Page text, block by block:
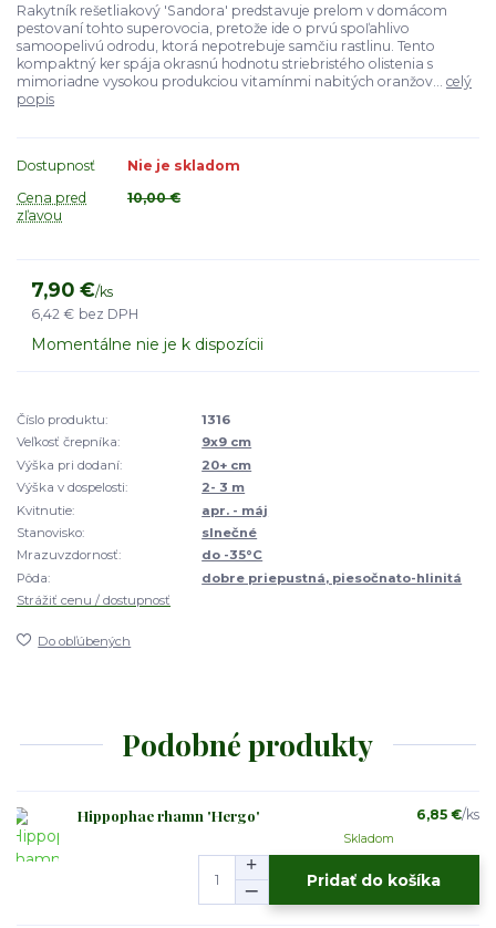
Rakytník rešetliakový 'Sandora' predstavuje prelom v domácom
pestovaní tohto superovocia, pretože ide o prvú spoľahlivo
samoopelivú odrodu, ktorá nepotrebuje samčiu rastlinu. Tento
kompaktný ker spája okrasnú hodnotu striebristého olistenia s
mimoriadne vysokou produkciou vitamínmi nabitých oranžov... celý
popis
Dostupnosť
Nie je skladom
Cena pred
zľavou
10,00 €
7,90 €/ks
6,42 € bez DPH
Momentálne nie je k dispozícii
Číslo produktu:
1316
Veľkosť črepníka:
9x9 cm
Výška pri dodaní:
20+ cm
Výška v dospelosti:
2- 3 m
Kvitnutie:
apr. - máj
Stanovisko:
slnečné
Mrazuvzdornosť:
do -35°C
Pôda:
dobre priepustná, piesočnato-hlinitá
Strážiť cenu / dostupnosť
Do obľúbených
Podobné produkty
Hippophae rhamn 'Hergo' 6,85 €/ks
Skladom
Pridať do košíka